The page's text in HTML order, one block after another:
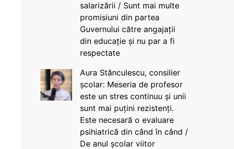
salarizării / Sunt mai multe
promisiuni din partea
Guvernului către angajații
din educație și nu par a fi
respectate
Aura Stănculescu, consilier
școlar: Meseria de profesor
este un stres continuu și unii
sunt mai puțini rezistenți.
Este necesară o evaluare
psihiatrică din când în când /
De anul școlar viitor